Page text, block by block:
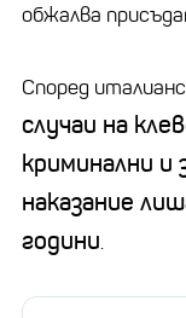
обжалва
Според
случаи на
криминални и
наказание
години.